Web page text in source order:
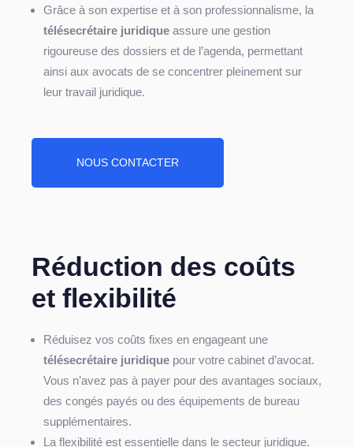
Grâce à son expertise et à son professionnalisme, la
télésecrétaire juridique assure une gestion
rigoureuse des dossiers et de l’agenda, permettant
ainsi aux avocats de se concentrer pleinement sur
leur travail juridique.
NOUS CONTACTER
Réduction des coûts
et flexibilité
Réduisez vos coûts fixes en engageant une
télésecrétaire juridique pour votre cabinet d’avocat.
Vous n’avez pas à payer pour des avantages sociaux,
des congés payés ou des équipements de bureau
supplémentaires.
La flexibilité est essentielle dans le secteur juridique.